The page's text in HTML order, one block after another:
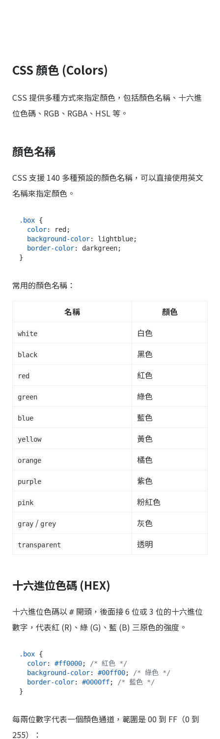
CSS 顏色 (Colors)
CSS 提供多種方式來指定顏色，包括顏色名稱、十六進
位色碼、RGB、RGBA、HSL 等。
顏色名稱
CSS 支援 140 多種預設的顏色名稱，可以直接使用英文
名稱來指定顏色。
.box {
color: red;
background-color: lightblue;
border-color: darkgreen;
常用的顏色名稱：
名稱 顏色
white 白色
black 黑色
red 紅色
green 綠色
blue 藍色
yellow 黃色
orange 橘色
purple 紫色
pink 粉紅色
gray / grey 灰色
transparent 透明
十六進位色碼 (HEX)
十六進位色碼以 # 開頭，後面接 6 位或 3 位的十六進位
數字，代表紅 (R)、綠 (G)、藍 (B) 三原色的強度。
.box {
color: #ff0000; /* 紅色 */
background-color: #00ff00; /* 綠色 */
border-color: #0000ff; /* 藍色 */
每兩位數字代表一個顏色通道，範圍是 00 到 FF（0 到
255）：